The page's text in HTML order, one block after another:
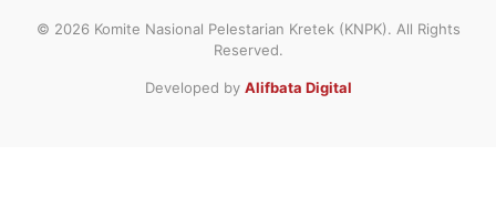
© 2026 Komite Nasional Pelestarian Kretek (KNPK). All Rights
Reserved.
Developed by Alifbata Digital